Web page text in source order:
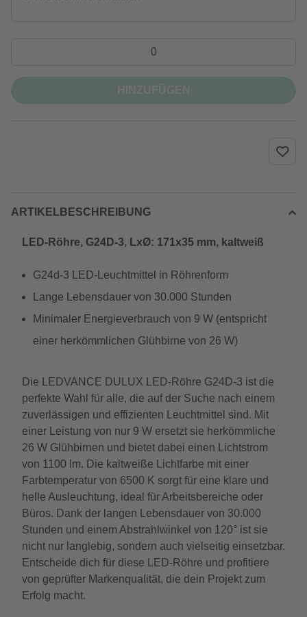
ARTIKELBESCHREIBUNG
LED-Röhre, G24D-3, LxØ: 171x35 mm, kaltweiß
G24d-3 LED-Leuchtmittel in Röhrenform
Lange Lebensdauer von 30.000 Stunden
Minimaler Energieverbrauch von 9 W (entspricht
einer herkömmlichen Glühbirne von 26 W)
Die LEDVANCE DULUX LED-Röhre G24D-3 ist die
perfekte Wahl für alle, die auf der Suche nach einem
zuverlässigen und effizienten Leuchtmittel sind. Mit
einer Leistung von nur 9 W ersetzt sie herkömmliche
26 W Glühbirnen und bietet dabei einen Lichtstrom
von 1100 lm. Die kaltweiße Lichtfarbe mit einer
Farbtemperatur von 6500 K sorgt für eine klare und
helle Ausleuchtung, ideal für Arbeitsbereiche oder
Büros. Dank der langen Lebensdauer von 30.000
Stunden und einem Abstrahlwinkel von 120° ist sie
nicht nur langlebig, sondern auch vielseitig einsetzbar.
Entscheide dich für diese LED-Röhre und profitiere
von geprüfter Markenqualität, die dein Projekt zum
Erfolg macht.